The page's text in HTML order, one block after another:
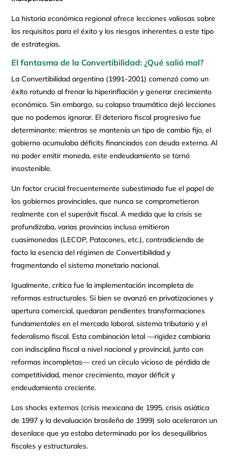
La historia económica regional ofrece lecciones valiosas sobre
los requisitos para el éxito y los riesgos inherentes a este tipo
de estrategias.
El fantasma de la Convertibilidad: ¿Qué salió mal?
La Convertibilidad argentina (1991-2001) comenzó como un
éxito rotundo al frenar la hiperinflación y generar crecimiento
económico. Sin embargo, su colapso traumático dejó lecciones
que no podemos ignorar. El deterioro fiscal progresivo fue
determinante: mientras se mantenía un tipo de cambio fijo, el
gobierno acumulaba déficits financiados con deuda externa. Al
no poder emitir moneda, este endeudamiento se tornó
insostenible.
Un factor crucial frecuentemente subestimado fue el papel de
los gobiernos provinciales, que nunca se comprometieron
realmente con el superávit fiscal. A medida que la crisis se
profundizaba, varias provincias incluso emitieron
cuasimonedas (LECOP, Patacones, etc.), contradiciendo de
facto la esencia del régimen de Convertibilidad y
fragmentando el sistema monetario nacional.
Igualmente, crítica fue la implementación incompleta de
reformas estructurales. Si bien se avanzó en privatizaciones y
apertura comercial, quedaron pendientes transformaciones
fundamentales en el mercado laboral, sistema tributario y el
federalismo fiscal. Esta combinación letal —rigidez cambiaria
con indisciplina fiscal a nivel nacional y provincial, junto con
reformas incompletas— creó un círculo vicioso de pérdida de
competitividad, menor crecimiento, mayor déficit y
endeudamiento creciente.
Los shocks externos (crisis mexicana de 1995, crisis asiática
de 1997 y la devaluación brasileña de 1999) solo aceleraron un
desenlace que ya estaba determinado por los desequilibrios
fiscales y estructurales.